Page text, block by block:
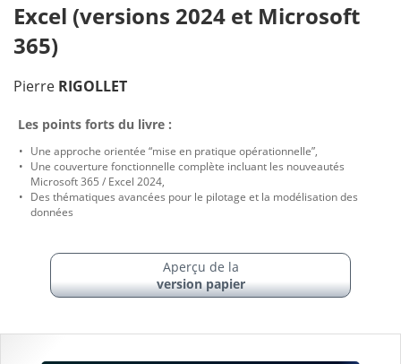
Excel (versions 2024 et Microsoft
365)
Pierre RIGOLLET
Les points forts du livre :
Une approche orientée “mise en pratique opérationnelle”,
Une couverture fonctionnelle complète incluant les nouveautés
Microsoft 365 / Excel 2024,
Des thématiques avancées pour le pilotage et la modélisation des
données
Aperçu de la
version papier